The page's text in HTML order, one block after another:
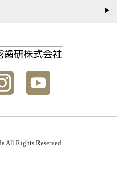
All Rights Reserved.